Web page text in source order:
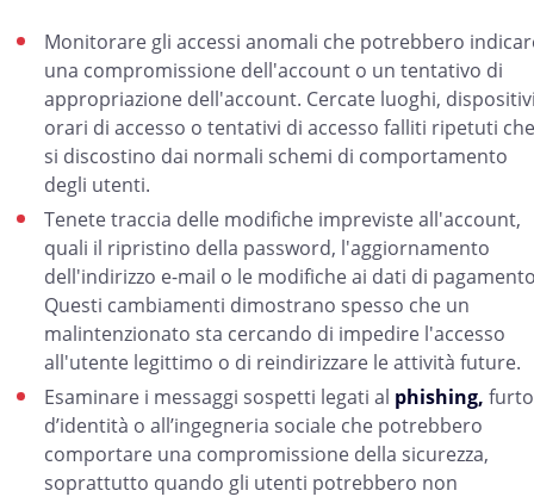
Monitorare gli accessi anomali che potrebbero
una compromissione dell'account o un tentativo di
appropriazione dell'account. Cercate luoghi,
orari di accesso o tentativi di accesso falliti ripetuti che
si discostino dai normali schemi di comportamento
degli utenti.
Tenete traccia delle modifiche impreviste all'account,
quali il ripristino della password, l'aggiornamento
dell'indirizzo e-mail o le modifiche ai dati di
Questi cambiamenti dimostrano spesso che un
malintenzionato sta cercando di impedire l'accesso
all'utente legittimo o di reindirizzare le attività future.
Esaminare i messaggi sospetti legati al phishing, furto
d’identità o all’ingegneria sociale che potrebbero
comportare una compromissione della sicurezza,
soprattutto quando gli utenti potrebbero non